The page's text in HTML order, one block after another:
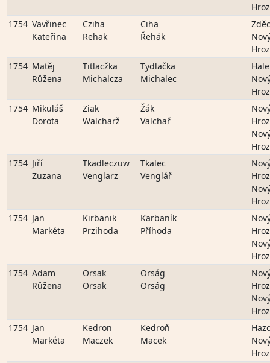
1754 Vavřinec
Kateřina
Cziha
Rehak
Ciha
Řehák
1754 Matěj
Růžena
Titlacžka
Michalcza
Tydlačka
Michalec
1754 Mikuláš
Dorota
Ziak
Walcharž
Žák
Valchař
1754 Jiří
Zuzana
Tkadleczuw
Venglarz
Tkalec
Venglář
1754 Jan
Markéta
Kirbanik
Przihoda
Karbaník
Příhoda
1754 Adam
Růžena
Orsak
Orsak
Orság
Orság
1754 Jan
Markéta
Kedron
Maczek
Kedroň
Macek